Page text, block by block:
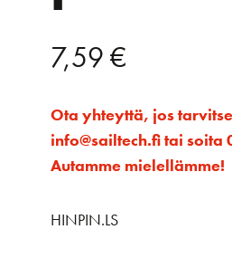
7,59€
Ota yhteyttä, jos
info@sailtech.fi tai
Autamme mielellämme!
HINPIN.LS